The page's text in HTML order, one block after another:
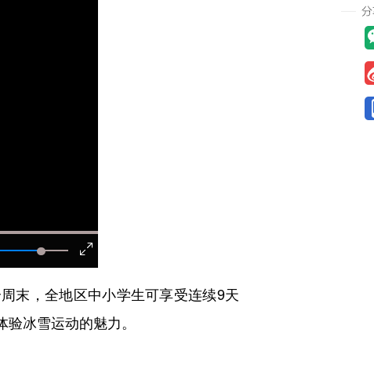
末，全地区中小学生可享受连续9天
冰雪运动的魅力。